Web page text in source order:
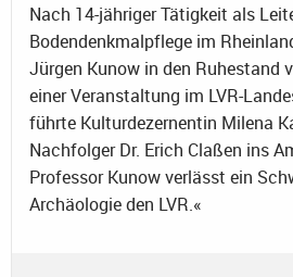
Nach 14-jähriger Tätigkeit als
Bodendenkmalpflege im
Jürgen Kunow in den Ruhestand
einer Veranstaltung im LVR-
führte Kulturdezernentin Milena
Nachfolger Dr. Erich Claßen ins
Professor Kunow verlässt ein
Archäologie den LVR.«